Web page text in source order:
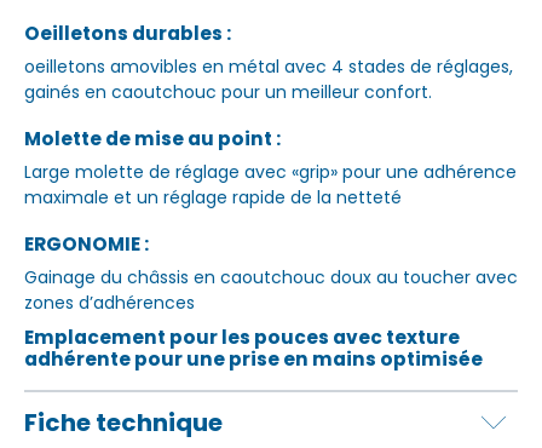
Oeilletons durables :
oeilletons amovibles en métal avec 4 stades de réglages,
gainés en caoutchouc pour un meilleur confort.
Molette de mise au point :
Large molette de réglage avec «grip» pour une adhérence
maximale et un réglage rapide de la netteté
ERGONOMIE :
Gainage du châssis en caoutchouc doux au toucher avec
zones d’adhérences
Emplacement pour les pouces avec texture
adhérente pour une prise en mains optimisée
Fiche technique